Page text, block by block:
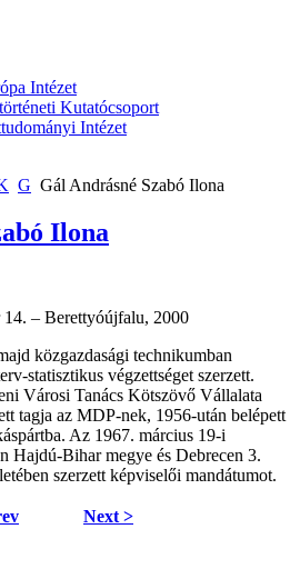
Intézet
Kutatócsoport
Intézet
G Gál Andrásné Szabó Ilona
Ilona
– Berettyóújfalu, 2000
közgazdasági technikumban
statisztikus végzettséget szerzett.
Városi Tanács Kötszövő Vállalata
tagja az MDP-nek, 1956-után belépett
Az 1967. március 19-i
Hajdú-Bihar megye és Debrecen 3.
szerzett képviselői mandátumot.
Next >